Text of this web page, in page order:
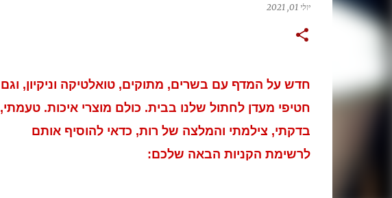
יולי 01, 2021
חדש על המדף עם בשרים, מתוקים, טואלטיקה וניקיון, וגם
חטיפי מעדן לחתול שלנו בבית. כולם מוצרי איכות. טעמתי,
בדקתי, צילמתי והמלצה של רות, כדאי להוסיף אותם
לרשימת הקניות הבאה שלכם: